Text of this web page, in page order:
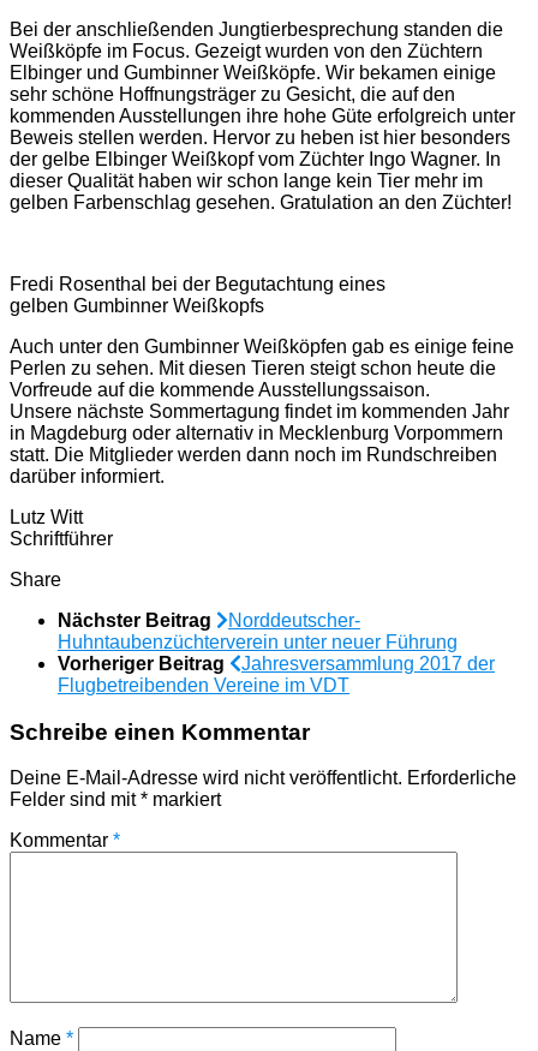
Bei der anschließenden Jungtierbesprechung standen die
Weißköpfe im Focus. Gezeigt wurden von den Züchtern
Elbinger und Gumbinner Weißköpfe. Wir bekamen einige
sehr schöne Hoffnungsträger zu Gesicht, die auf den
kommenden Ausstellungen ihre hohe Güte erfolgreich unter
Beweis stellen werden. Hervor zu heben ist hier besonders
der gelbe Elbinger Weißkopf vom Züchter Ingo Wagner. In
dieser Qualität haben wir schon lange kein Tier mehr im
gelben Farbenschlag gesehen. Gratulation an den Züchter!
Fredi Rosenthal bei der Begutachtung eines
gelben Gumbinner Weißkopfs
Auch unter den Gumbinner Weißköpfen gab es einige feine
Perlen zu sehen. Mit diesen Tieren steigt schon heute die
Vorfreude auf die kommende Ausstellungssaison.
Unsere nächste Sommertagung findet im kommenden Jahr
in Magdeburg oder alternativ in Mecklenburg Vorpommern
statt. Die Mitglieder werden dann noch im Rundschreiben
darüber informiert.
Lutz Witt
Schriftführer
Share
Nächster Beitrag
Norddeutscher-
Huhntaubenzüchterverein unter neuer Führung
Vorheriger Beitrag
Jahresversammlung 2017 der
Flugbetreibenden Vereine im VDT
Schreibe einen Kommentar
Deine E-Mail-Adresse wird nicht veröffentlicht. Erforderliche
Felder sind mit* markiert
Kommentar *
Name *